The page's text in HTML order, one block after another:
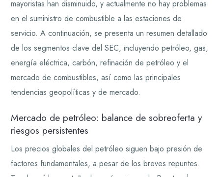
mayoristas han disminuido, y actualmente no hay problemas
en el suministro de combustible a las estaciones de
servicio. A continuación, se presenta un resumen detallado
de los segmentos clave del SEC, incluyendo petróleo, gas,
energía eléctrica, carbón, refinación de petróleo y el
mercado de combustibles, así como las principales
tendencias geopolíticas y de mercado.
Mercado de petróleo: balance de sobreoferta y
riesgos persistentes
Los precios globales del petróleo siguen bajo presión de
factores fundamentales, a pesar de los breves repuntes.